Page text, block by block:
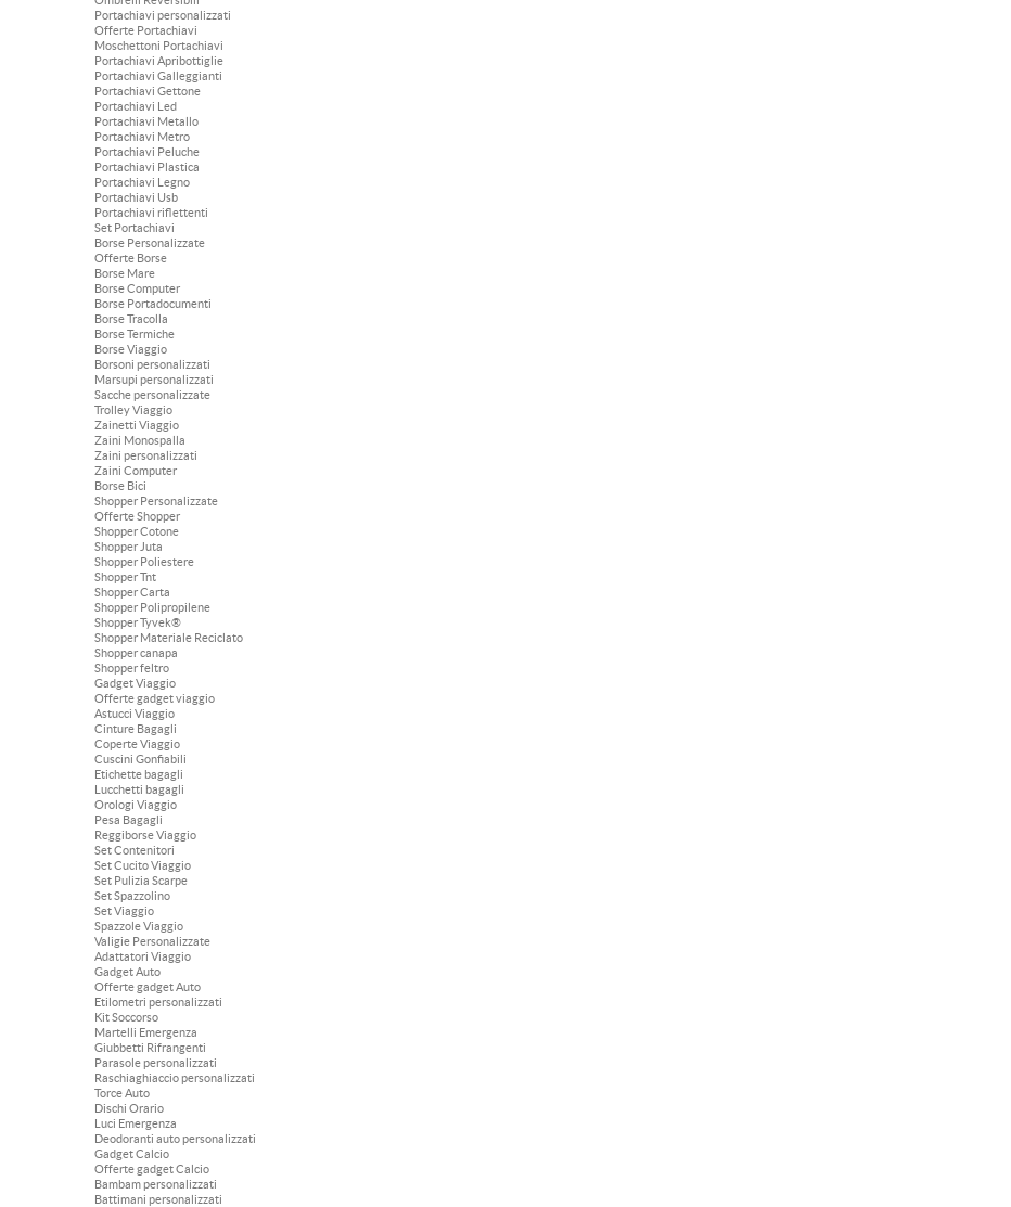
Portachiavi personalizzati
Offerte Portachiavi
Moschettoni Portachiavi
Portachiavi Apribottiglie
Portachiavi Galleggianti
Portachiavi Gettone
Portachiavi Led
Portachiavi Metallo
Portachiavi Metro
Portachiavi Peluche
Portachiavi Plastica
Portachiavi Legno
Portachiavi Usb
Portachiavi riflettenti
Set Portachiavi
Borse Personalizzate
Offerte Borse
Borse Mare
Borse Computer
Borse Portadocumenti
Borse Tracolla
Borse Termiche
Borse Viaggio
Borsoni personalizzati
Marsupi personalizzati
Sacche personalizzate
Trolley Viaggio
Zainetti Viaggio
Zaini Monospalla
Zaini personalizzati
Zaini Computer
Borse Bici
Shopper Personalizzate
Offerte Shopper
Shopper Cotone
Shopper Juta
Shopper Poliestere
Shopper Tnt
Shopper Carta
Shopper Polipropilene
Shopper Tyvek®
Shopper Materiale Reciclato
Shopper canapa
Shopper feltro
Gadget Viaggio
Offerte gadget viaggio
Astucci Viaggio
Cinture Bagagli
Coperte Viaggio
Cuscini Gonfiabili
Etichette bagagli
Lucchetti bagagli
Orologi Viaggio
Pesa Bagagli
Reggiborse Viaggio
Set Contenitori
Set Cucito Viaggio
Set Pulizia Scarpe
Set Spazzolino
Set Viaggio
Spazzole Viaggio
Valigie Personalizzate
Adattatori Viaggio
Gadget Auto
Offerte gadget Auto
Etilometri personalizzati
Kit Soccorso
Martelli Emergenza
Giubbetti Rifrangenti
Parasole personalizzati
Raschiaghiaccio personalizzati
Torce Auto
Dischi Orario
Luci Emergenza
Deodoranti auto personalizzati
Gadget Calcio
Offerte gadget Calcio
Bambam personalizzati
Battimani personalizzati